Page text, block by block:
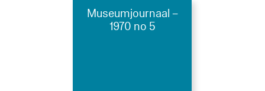
Museumjournaal –
1970 no 5